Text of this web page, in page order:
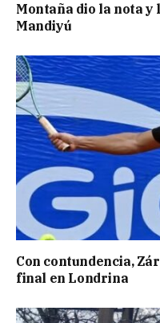
Montaña dio la nota
Mandiyú
Con contundencia,
final en Londrina